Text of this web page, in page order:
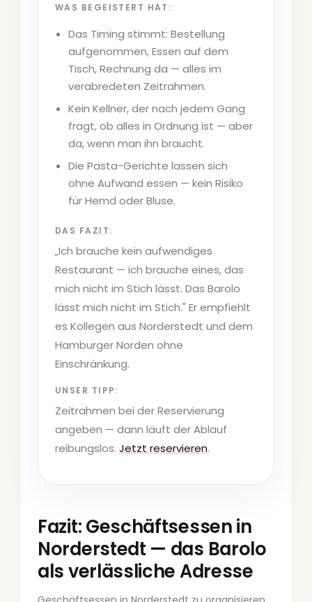
WAS BEGEISTERT HAT:
Das Timing stimmt: Bestellung
aufgenommen, Essen auf dem
Tisch, Rechnung da — alles im
verabredeten Zeitrahmen.
Kein Kellner, der nach jedem Gang
fragt, ob alles in Ordnung ist — aber
da, wenn man ihn braucht.
Die Pasta-Gerichte lassen sich
ohne Aufwand essen — kein Risiko
für Hemd oder Bluse.
DAS FAZIT:
„Ich brauche kein aufwendiges
Restaurant — ich brauche eines, das
mich nicht im Stich lässt. Das Barolo
lässt mich nicht im Stich." Er empfiehlt
es Kollegen aus Norderstedt und dem
Hamburger Norden ohne
Einschränkung.
UNSER TIPP:
Zeitrahmen bei der Reservierung
angeben — dann läuft der Ablauf
reibungslos. Jetzt reservieren.
Fazit: Geschäftsessen in
Norderstedt — das Barolo
als verlässliche Adresse